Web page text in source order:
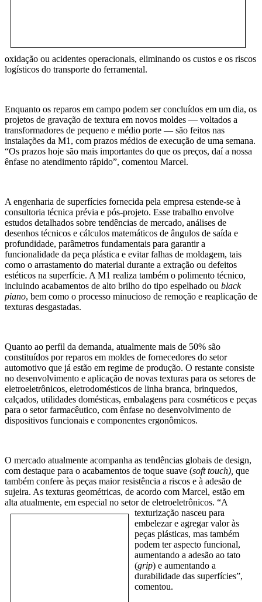
oxidação ou acidentes operacionais, eliminando os custos e os riscos
logísticos do transporte do ferramental.
Enquanto os reparos em campo podem ser concluídos em um dia, os
projetos de gravação de textura em novos moldes — voltados a
transformadores de pequeno e médio porte — são feitos nas
instalações da M1, com prazos médios de execução de uma semana.
“Os prazos hoje são mais importantes do que os preços, daí a nossa
ênfase no atendimento rápido”, comentou Marcel.
A engenharia de superfícies fornecida pela empresa estende-se à
consultoria técnica prévia e pós-projeto. Esse trabalho envolve
estudos detalhados sobre tendências de mercado, análises de
desenhos técnicos e cálculos matemáticos de ângulos de saída e
profundidade, parâmetros fundamentais para garantir a
funcionalidade da peça plástica e evitar falhas de moldagem, tais
como o arrastamento do material durante a extração ou defeitos
estéticos na superfície. A M1 realiza também o polimento técnico,
incluindo acabamentos de alto brilho do tipo espelhado ou black
piano, bem como o processo minucioso de remoção e reaplicação de
texturas desgastadas.
Quanto ao perfil da demanda, atualmente mais de 50% são
constituídos por reparos em moldes de fornecedores do setor
automotivo que já estão em regime de produção. O restante consiste
no desenvolvimento e aplicação de novas texturas para os setores de
eletroeletrônicos, eletrodomésticos de linha branca, brinquedos,
calçados, utilidades domésticas, embalagens para cosméticos e peças
para o setor farmacêutico, com ênfase no desenvolvimento de
dispositivos funcionais e componentes ergonômicos.
O mercado atualmente acompanha as tendências globais de design,
com destaque para o acabamentos de toque suave (soft touch), que
também confere às peças maior resistência a riscos e à adesão de
sujeira. As texturas geométricas, de acordo com Marcel, estão em
alta atualmente, em especial no setor de eletroeletrônicos. “A
texturização nasceu para
embelezar e agregar valor às
peças plásticas, mas também
podem ter aspecto funcional,
aumentando a adesão ao tato
(grip) e aumentando a
durabilidade das superfícies”,
comentou.